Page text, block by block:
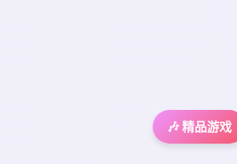
🎶 精品游戏